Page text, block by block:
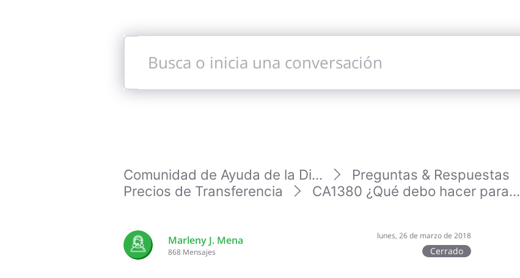
Busca
inicia
Comunidad de Ayuda de la Di...
Preguntas & Respuestas
Precios de Transferencia
CA1380 ¿Qué debo hacer para...
Marleny J. Mena
868 Mensajes
lunes, 26 de marzo de 2018
Cerrado